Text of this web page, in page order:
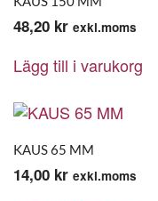
48,20 kr exkl.moms
Lägg till i varukorg
KAUS 65 MM
14,00 kr exkl.moms